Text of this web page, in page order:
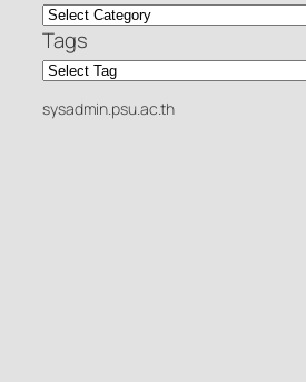
Tags
sysadmin.psu.ac.th